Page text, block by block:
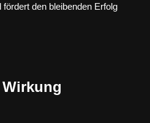
den bleibenden Erfolg